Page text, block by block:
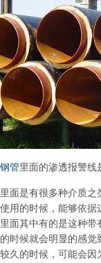
管里面的渗透报警线
面是有很多种介质之
用的时候，能够依
面其中有的是这种
时候就会明显的感觉
久的时候，可能会因